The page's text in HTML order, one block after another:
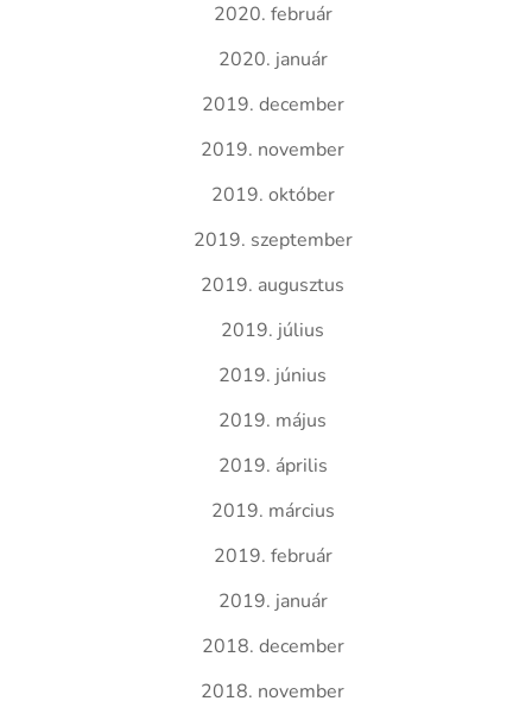
2020. február
2020. január
2019. december
2019. november
2019. október
2019. szeptember
2019. augusztus
2019. július
2019. június
2019. május
2019. április
2019. március
2019. február
2019. január
2018. december
2018. november